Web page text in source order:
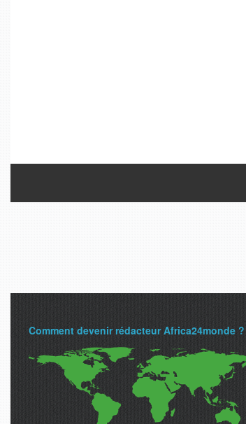
Comment devenir rédacteur Africa24monde ?